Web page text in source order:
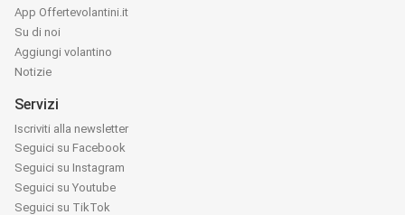
App Offertevolantini.it
Su di noi
Aggiungi volantino
Notizie
Servizi
Iscriviti alla newsletter
Seguici su Facebook
Seguici su Instagram
Seguici su Youtube
Seguici su TikTok